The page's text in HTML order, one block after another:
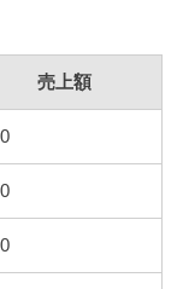
売上額